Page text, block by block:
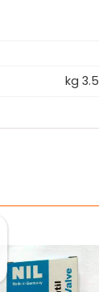
3.5 kg